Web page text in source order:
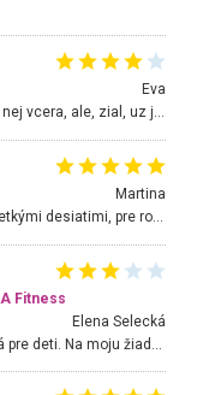
Eva
Hojdacka v Krpelanoch uz nie je, vysli sme si k nej vcera, ale, zial, uz je znicena. Ak sem planujete cestu len kvoli hojdacke, mozete si ju usetrit. Krasny vyhlad je tu vsak aj bez hojdacky :-)
Martina
Nádherné miesto ktoré odporúčam navštíviť všetkými desiatimi, pre rodiny s deťmi, dôchodcom... Proste a jednoducho ozaj rozprávkový les.. určite ešte prídeme. Odniesli sme si na pamiatku krásne tričká,
Fitness
Elena Selecká